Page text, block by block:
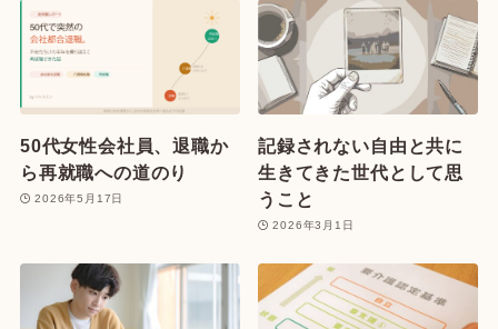
50代女性会社員、退職か
ら再就職への道のり
2026年5月17日
記録されない自由と共に
生きてきた世代として思
うこと
2026年3月1日